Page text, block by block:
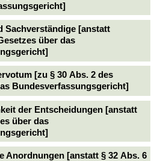
Sachverständige [anstatt
über das
[zu § 30 Abs. 2 des
Bundesverfassungsgericht]
der Entscheidungen [anstatt
über das
Anordnungen [anstatt § 32 Abs. 6